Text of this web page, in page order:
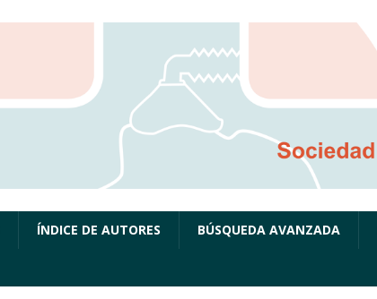
ÍNDICE DE AUTORES BÚSQUEDA AVANZADA